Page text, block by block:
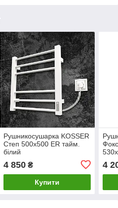
Рушникосушарка KOSSER
Степ 500х500 ER тайм.
білий
4 850₴
Купити
4